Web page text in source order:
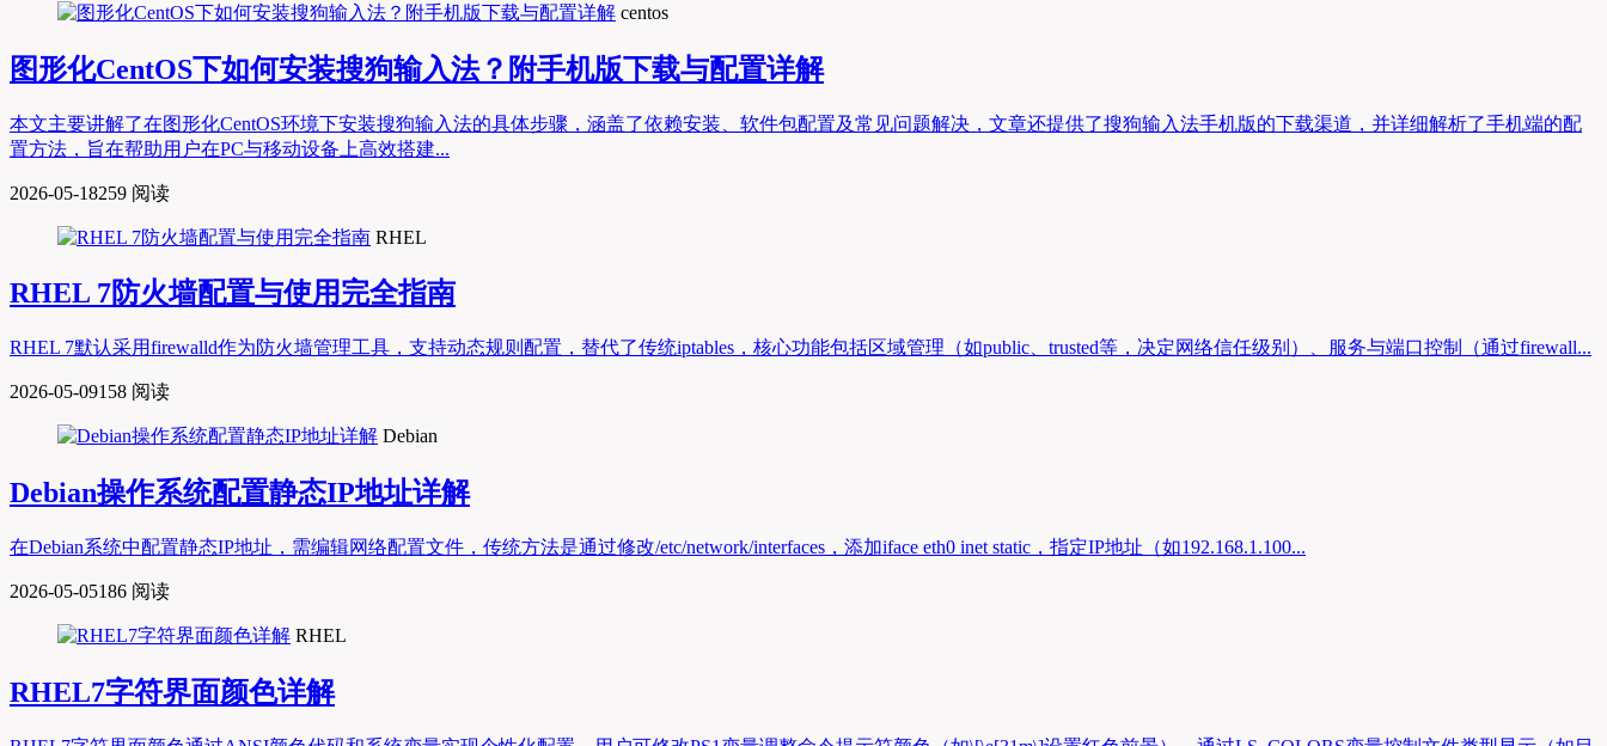
centos
图形化CentOS下如何安装搜狗输入法？附手机版下载与配置详解
本文主要讲解了在图形化CentOS环境下安装搜狗输入法的具体步骤，涵盖了依赖安装、软件包配置及常见问题解决，文章还提供了搜狗输入法手机版的下载渠道，并详细解析了手机端的配
置方法，旨在帮助用户在PC与移动设备上高效搭建...
2026-05-18259 阅读
RHEL
RHEL 7防火墙配置与使用完全指南
RHEL 7默认采用firewalld作为防火墙管理工具，支持动态规则配置，替代了传统iptables，核心功能包括区域管理（如public、trusted等，决定网络信任级别）、服务与端口控制（通过firewall...
2026-05-09158 阅读
Debian
Debian操作系统配置静态IP地址详解
在Debian系统中配置静态IP地址，需编辑网络配置文件，传统方法是通过修改/etc/network/interfaces，添加iface eth0 inet static，指定IP地址（如192.168.1.100...
2026-05-05186 阅读
RHEL
RHEL7字符界面颜色详解